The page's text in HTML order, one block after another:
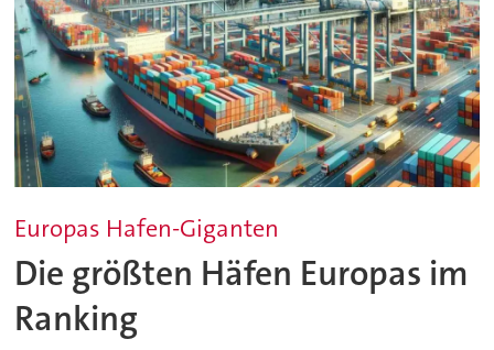
Europas Hafen-Giganten
Die größten Häfen Europas im
Ranking